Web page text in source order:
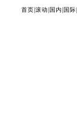
首页 滚动 国内 国际